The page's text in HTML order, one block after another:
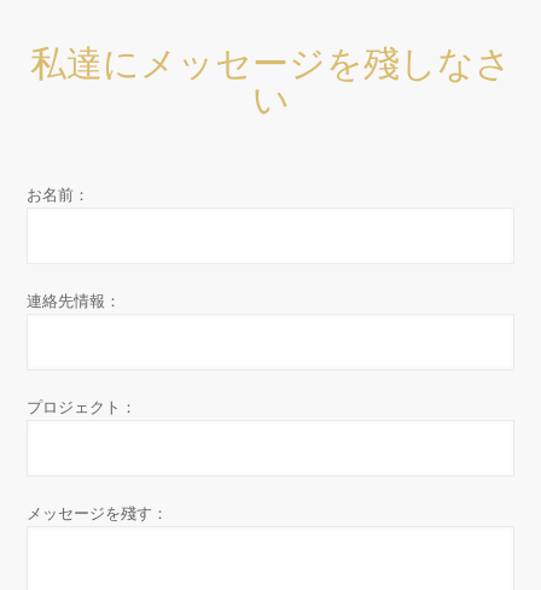
私達にメッセージを殘しなさ
い
お名前：
連絡先情報：
プロジェクト：
メッセージを殘す：